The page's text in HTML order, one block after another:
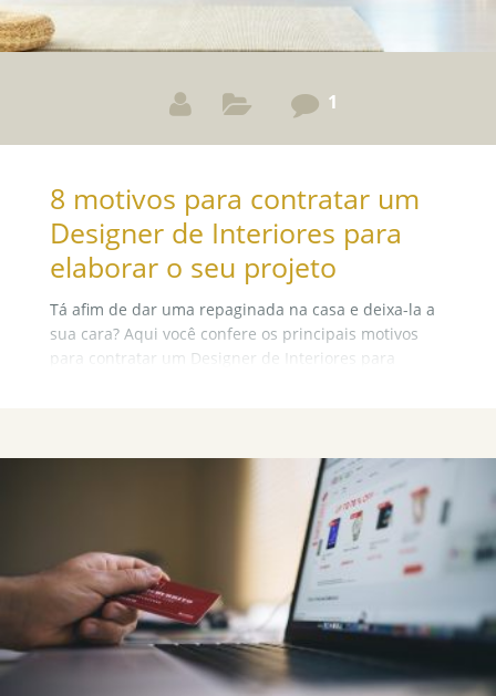
1
8 motivos para contratar um
Designer de Interiores para
elaborar o seu projeto
Tá afim de dar uma repaginada na casa e deixa-la a
sua cara? Aqui você confere os principais motivos
para contratar um Designer de Interiores para